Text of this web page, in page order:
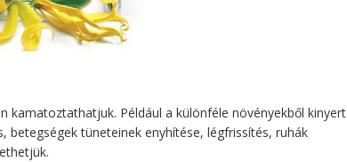
kamatoztathatjuk. Például a különféle növényekből kinyert
betegségek tüneteinek enyhítése, légfrissítés, ruhák